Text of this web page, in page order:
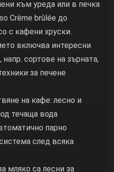
към уреда или в печка
Crème brûlée до
с кафени хруски.
включва интересни
сортове на зърната,
за печене
на кафе: лесно и
течаща вода
парно
след всяка
мляко са лесни за